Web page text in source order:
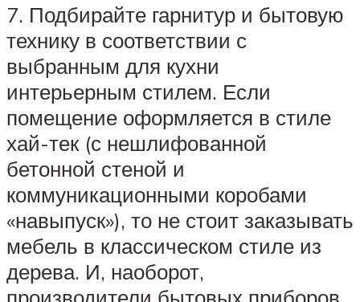
7. Подбирайте гарнитур и бытовую
технику в соответствии с
выбранным для кухни
интерьерным стилем. Если
помещение оформляется в стиле
хай-тек (с нешлифованной
бетонной стеной и
коммуникационными коробами
«навыпуск»), то не стоит заказывать
мебель в классическом стиле из
дерева. И, наоборот,